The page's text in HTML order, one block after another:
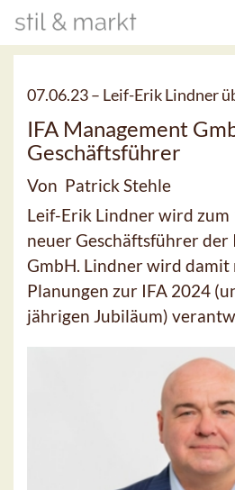
07.06.23 – Leif-Erik Lindner
IFA Management
Geschäftsführer
Von Patrick Stehle
Leif-Erik Lindner wird
neuer Geschäftsführer der
GmbH. Lindner wird damit
Planungen zur IFA 2024
jährigen Jubiläum)